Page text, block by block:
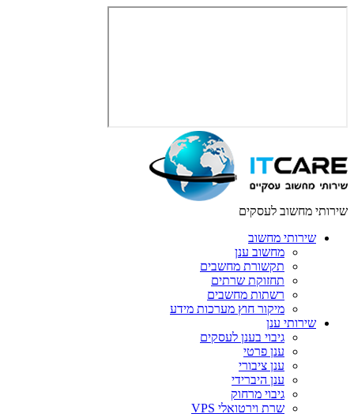
שירותי מחשוב לעסקים
שירותי מחשוב
מחשוב ענן
תקשורת מחשבים
תחזוקת שרתים
רשתות מחשבים
מיקור חוץ מערכות מידע
שירותי ענן
גיבוי בענן לעסקים
ענן פרטי
ענן ציבורי
ענן היברידי
גיבוי מרחוק
שרת וירטואלי VPS